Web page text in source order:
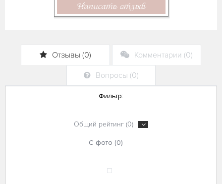
Написать отзыв
Отзывы (0) Комментарии (0)
Вопросы (0)
Фильтр:
Общий рейтинг (0)
С фото (0)